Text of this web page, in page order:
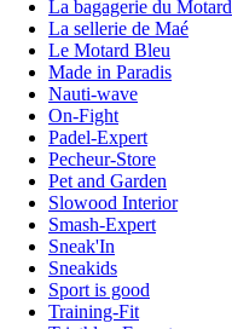
La bagagerie du Motard
La sellerie de Maé
Le Motard Bleu
Made in Paradis
Nauti-wave
On-Fight
Padel-Expert
Pecheur-Store
Pet and Garden
Slowood Interior
Smash-Expert
Sneak'In
Sneakids
Sport is good
Training-Fit